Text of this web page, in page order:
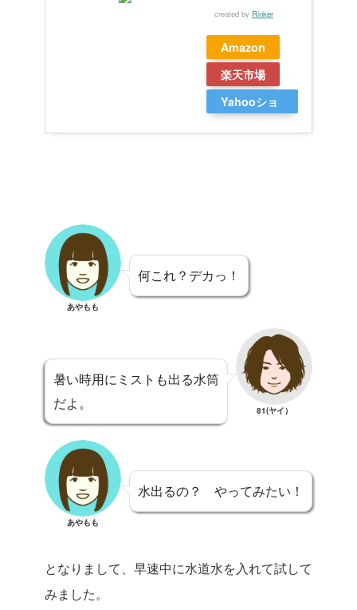
created by Rinker
Amazon
楽天市場
Yahooショ
あやもも
何これ？デカっ！
暑い時用にミストも出る水筒
だよ。
81(ヤイ）
あやもも
水出るの？ やってみたい！
となりまして、早速中に水道水を入れて試して
みました。